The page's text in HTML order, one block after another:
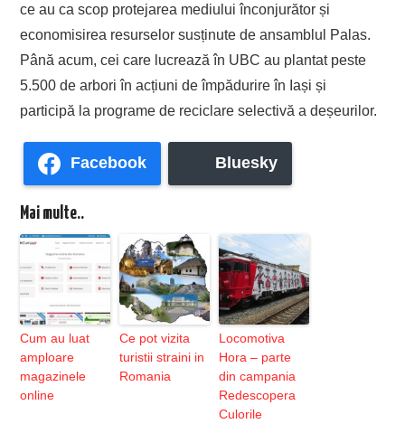
ce au ca scop protejarea mediului înconjurător și
economisirea resurselor susținute de ansamblul Palas.
Până acum, cei care lucrează în UBC au plantat peste
5.500 de arbori în acțiuni de împădurire în Iași și
participă la programe de reciclare selectivă a deșeurilor.
Facebook Bluesky
Mai multe..
Cum au luat
amploare
magazinele
online
Ce pot vizita
turistii straini in
Romania
Locomotiva
Hora – parte
din campania
Redescopera
Culorile